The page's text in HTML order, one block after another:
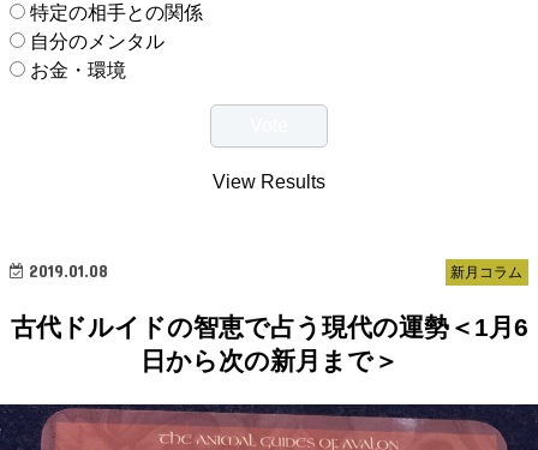
特定の相手との関係
自分のメンタル
お金・環境
View Results
新月コラム
2019.01.08
古代ドルイドの智恵で占う現代の運勢＜1月6
日から次の新月まで＞